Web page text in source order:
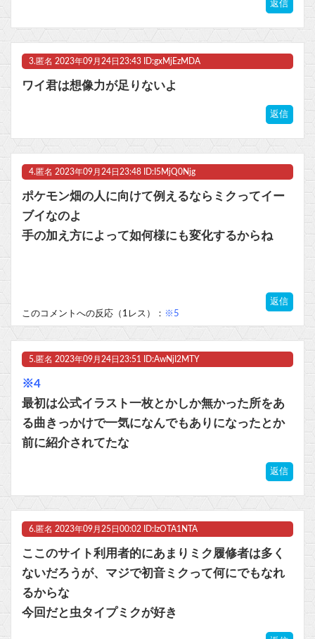
返信
3. 匿名 2023年09月24日23:43 ID:gxMjEzMDA
ワイ君は想像力が足りないよ
返信
4. 匿名 2023年09月24日23:48 ID:I5MjQ0Njg
ポケモン畑の人に向けて例えるならミクってイー
ブイなのよ
手の加え方によって如何様にも変化するからね
返信
このコメントへの反応（1レス）： ※5
5. 匿名 2023年09月24日23:51 ID:AwNjI2MTY
※4
最初は公式イラスト一枚とかしか無かった所をあ
る曲きっかけで一気になんでもありになったとか
前に紹介されてたな
返信
6. 匿名 2023年09月25日00:02 ID:IzOTA1NTA
ここのサイト利用者的にあまりミク履修者は多く
ないだろうが、マジで初音ミクって何にでもなれ
るからな
今回だと虫タイプミクが好き